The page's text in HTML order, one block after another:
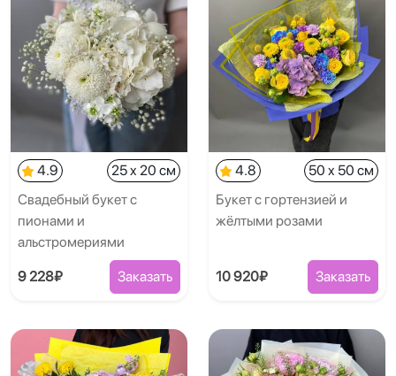
4.9
25 x 20 см
Свадебный букет с
пионами и
альстромериями
9 228₽ Заказать
4.8
50 x 50 см
Букет с гортензией и
жёлтыми розами
10 920₽ Заказать